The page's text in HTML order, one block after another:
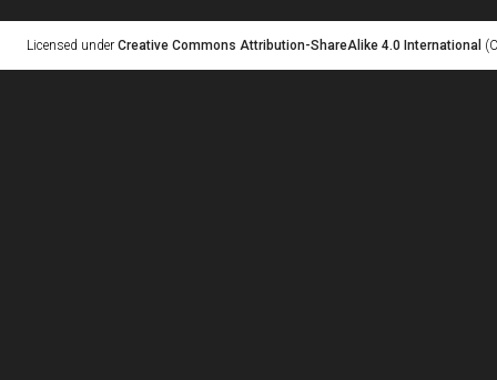
Licensed under Creative Commons Attribution-ShareAlike 4.0 International